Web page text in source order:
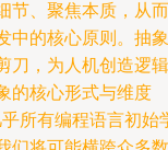
节、聚焦本质，从而
中的核心原则。抽象
刀，为人机创造逻辑
的核心形式与维度
所有编程语言初始